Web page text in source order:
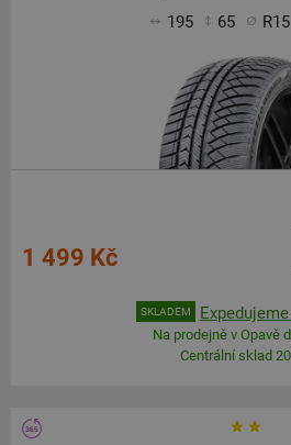
195 65 R15
1 499 Kč
SKLADEM
Na prodejně v Opavě
Centrální sklad